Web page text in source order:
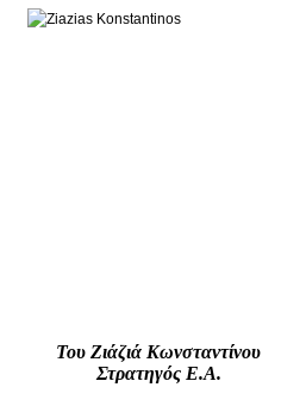
Του Ζιάζιά Κωνσταντίνου
Στρατηγός Ε.Α.